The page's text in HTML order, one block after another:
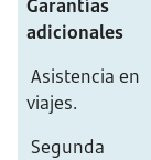
Garantías
adicionales
Asistencia en
viajes.
Segunda